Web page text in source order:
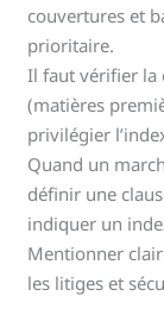
couvertures et
prioritaire.
Il faut vérifier la
(matières
privilégier
Quand un
définir une
indiquer un
Mentionner
les litiges et